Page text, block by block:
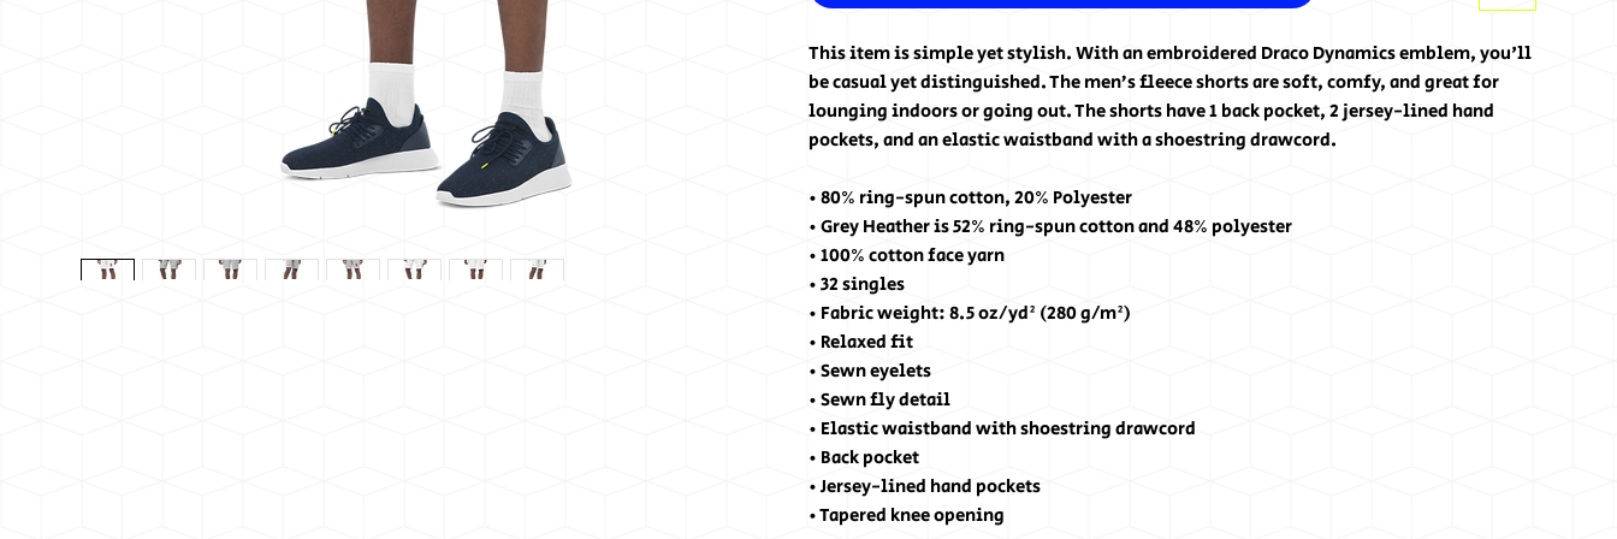
This item is simple yet stylish. With an embroidered Draco Dynamics emblem, you'll
be casual yet distinguished. The men’s fleece shorts are soft, comfy, and great for
lounging indoors or going out. The shorts have 1 back pocket, 2 jersey-lined hand
pockets, and an elastic waistband with a shoestring drawcord.
• 80% ring-spun cotton, 20% Polyester
• Grey Heather is 52% ring-spun cotton and 48% polyester
• 100% cotton face yarn
• 32 singles
• Fabric weight: 8.5 oz/yd² (280 g/m²)
• Relaxed fit
• Sewn eyelets
• Sewn fly detail
• Elastic waistband with shoestring drawcord
• Back pocket
• Jersey-lined hand pockets
• Tapered knee opening